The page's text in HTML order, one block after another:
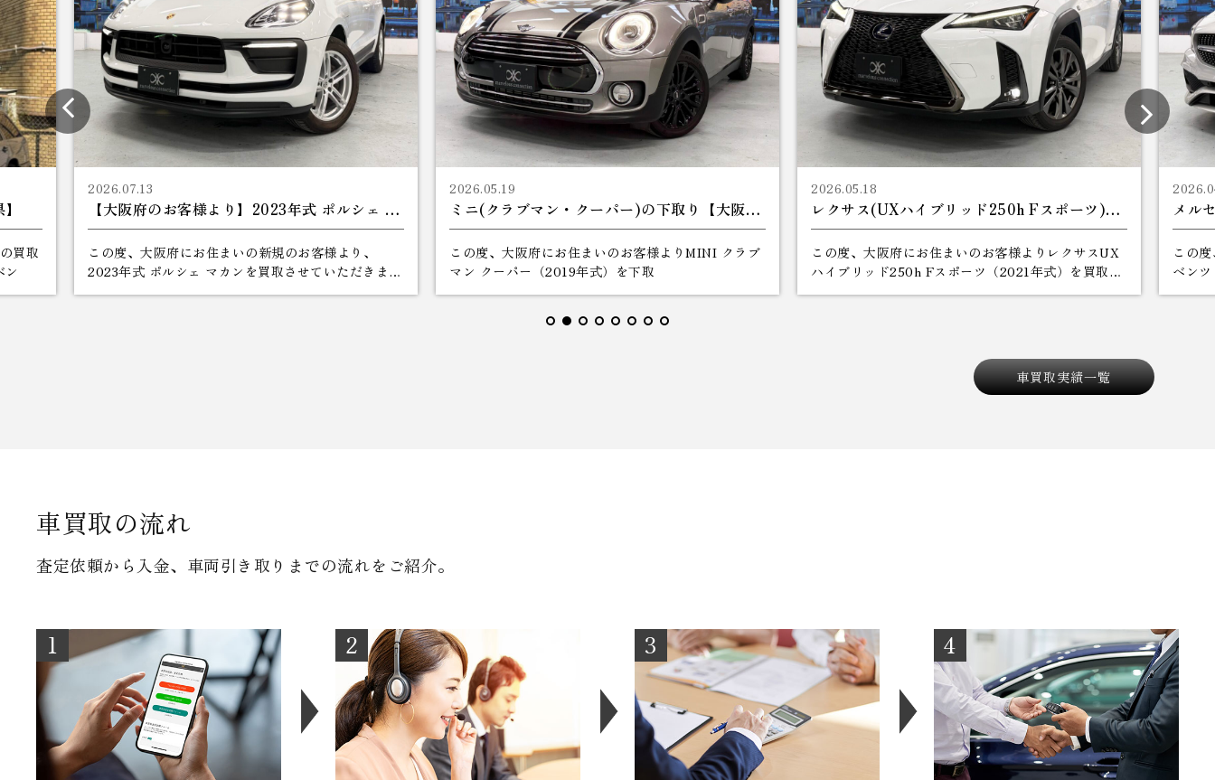
2026.07.13
【大阪府のお客様より】2023年式 ポルシェ マカンを買取させていただきました｜大阪でポルシェ買取ならmarvelous connection
この度、大阪府にお住まいの新規のお客様より、
2023年式 ポルシェ マカンを買取させていただきまし
た。 数ある買取店の
2026.05.19
ミニ(クラブマン・クーパー)の下取り【大阪府】
この度、大阪府にお住まいのお客様よりMINI クラブ
マン クーパー（2019年式）を下取
2026.05.18
レクサス(UXハイブリッド250h Fスポーツ)の買取 【大阪府】
この度、大阪府にお住まいのお客様よりレクサスUX
ハイブリッド250h Fスポーツ（2021年式）を買取さ
せていただきまし
この
ベン
式）
買取
ン
車買取実績一覧
車買取の流れ
査定依頼から入金、車両引き取りまでの流れをご紹介。
1 2 3 4